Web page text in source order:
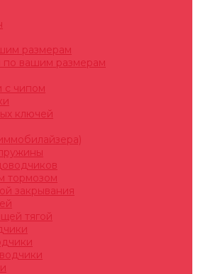
размерам
вашим размерам
с чипом
ключей
тормозом
закрывания
тягой